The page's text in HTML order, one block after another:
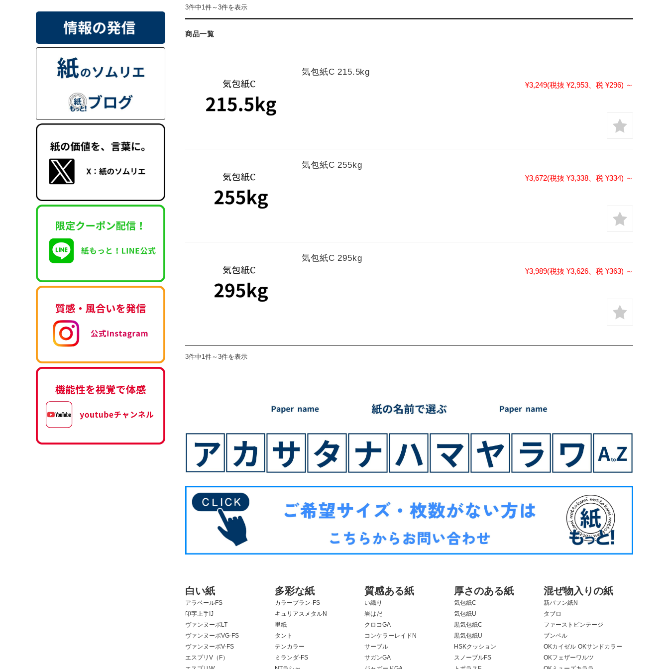
3件中1件～3件を表示
商品一覧
気包紙C 215.5kg
¥3,249(税抜 ¥2,953、税 ¥296) ～
気包紙C 255kg
¥3,672(税抜 ¥3,338、税 ¥334) ～
気包紙C 295kg
¥3,989(税抜 ¥3,626、税 ¥363) ～
3件中1件～3件を表示
白い紙
アラベールFS
印字上手IJ
ヴァンヌーボLT
ヴァンヌーボVG-FS
ヴァンヌーボV-FS
エスプリV（F）
多彩な紙
カラープラン-FS
キュリアスメタルN
里紙
タント
テンカラー
ミランダ-FS
質感ある紙
い織り
岩はだ
クロコGA
コンケラーレイドN
サーブル
サガンGA
厚さのある紙
気包紙C
気包紙U
黒気包紙C
黒気包紙U
HSKクッション
スノーブルFS
混ぜ物入りの紙
新バフン紙N
タブロ
ファーストビンテージ
ブンペル
OKカイゼル OKサンドカラー
OKフェザーワルツ